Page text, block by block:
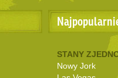
STANY
Nowy Jork